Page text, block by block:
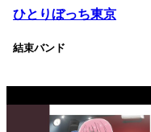
ひとりぼっち東京
結束バンド